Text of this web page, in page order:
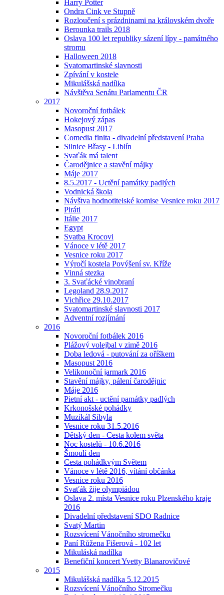
Harry Potter
Ondra Cink ve Stupně
Rozloučení s prázdninami na královském dvoře
Berounka trails 2018
Oslava 100 let republiky sázení lípy - památného
stromu
Halloween 2018
Svatomartinské slavnosti
Zpívání v kostele
Mikulášská nadílka
Návštěva Senátu Parlamentu ČR
2017
Novoroční fotbálek
Hokejový zápas
Masopust 2017
Comedia finita - divadelní představení Praha
Silnice Břasy - Liblín
Svaťák má talent
Čarodějnice a stavění májky
Máje 2017
8.5.2017 - Uctění památky padlých
Vodnická škola
Návštva hodnotitelské komise Vesnice roku 2017
Piráti
Itálie 2017
Egypt
Svatba Krocovi
Vánoce v létě 2017
Vesnice roku 2017
Výročí kostela Povýšení sv. Kříže
Vinná stezka
3. Svaťácké vinobraní
Legoland 28.9.2017
Vichřice 29.10.2017
Svatomartinské slavnosti 2017
Adventní rozjímání
2016
Novoroční fotbálek 2016
Plážový volejbal v zimě 2016
Doba ledová - putování za oříškem
Masopust 2016
Velikonoční jarmark 2016
Stavění májky, pálení čarodějnic
Máje 2016
Pietní akt - uctění památky padlých
Krkonošské pohádky
Muzikál Sibyla
Vesnice roku 31.5.2016
Dětský den - Cesta kolem světa
Noc kostelů - 10.6.2016
Šmoulí den
Cesta pohádkvým Světem
Vánoce v létě 2016, vítání občánka
Vesnice roku 2016
Svaťák žije olympiádou
Oslava 2. místa Vesnice roku Plzenského kraje
2016
Divadelní představení SDO Radnice
Svatý Martin
Rozsvícení Vánočního stromečku
Paní Růžena Fišerová - 102 let
Mikuláská nadílka
Benefiční koncert Yvetty Blanarovičové
2015
Mikulášská nadílka 5.12.2015
Rozsvícení Vánočního Stromečku